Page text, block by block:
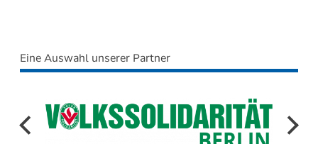
Eine Auswahl unserer Partner